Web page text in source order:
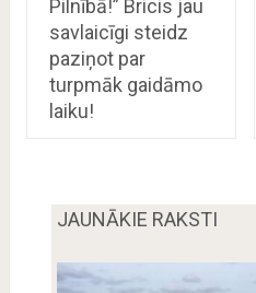
Pilnībā!” Bricis jau
savlaicīgi steidz
paziņot par
turpmāk gaidāmo
laiku!
JAUNĀKIE RAKSTI